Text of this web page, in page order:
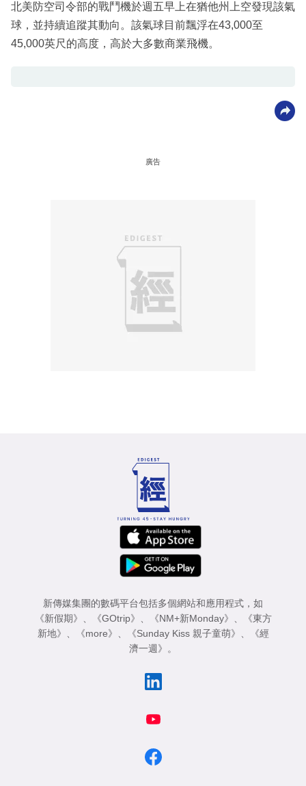
北美防空司令部的戰鬥機於週五早上在猶他州上空發現該氣
球，並持續追蹤其動向。該氣球目前飄浮在43,000至
45,000英尺的高度，高於大多數商業飛機。
廣告
新傳媒集團的數碼平台包括多個網站和應用程式，如
《新假期》
《GOtrip》 《NM+新Monday》
《東方
新地》
《more》 《Sunday Kiss 親子童萌》
《經
濟一週》
。